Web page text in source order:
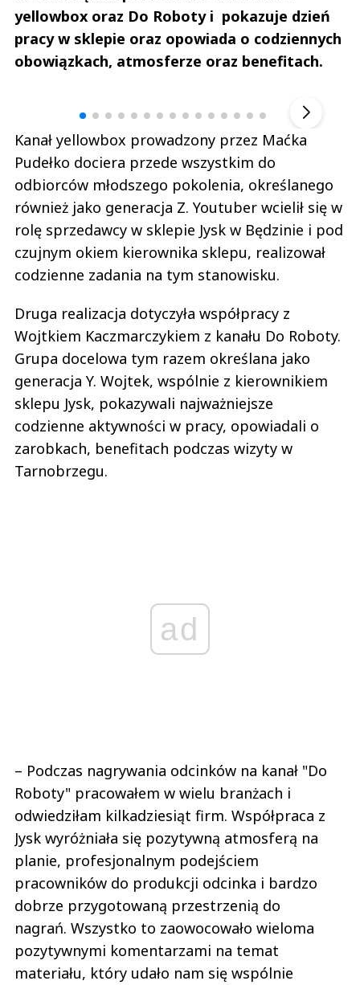
yellowbox oraz Do Roboty i pokazuje dzień
pracy w sklepie oraz opowiada o codziennych
obowiązkach, atmosferze oraz benefitach.
Kanał yellowbox prowadzony przez Maćka
Pudełko dociera przede wszystkim do
odbiorców młodszego pokolenia, określanego
również jako generacja Z. Youtuber wcielił się w
rolę sprzedawcy w sklepie Jysk w Będzinie i pod
czujnym okiem kierownika sklepu, realizował
codzienne zadania na tym stanowisku.
Druga realizacja dotyczyła współpracy z
Wojtkiem Kaczmarczykiem z kanału Do Roboty.
Grupa docelowa tym razem określana jako
generacja Y. Wojtek, wspólnie z kierownikiem
sklepu Jysk, pokazywali najważniejsze
codzienne aktywności w pracy, opowiadali o
zarobkach, benefitach podczas wizyty w
Tarnobrzegu.
ad
– Podczas nagrywania odcinków na kanał "Do
Roboty" pracowałem w wielu branżach i
odwiedziłam kilkadziesiąt firm. Współpraca z
Jysk wyróżniała się pozytywną atmosferą na
planie, profesjonalnym podejściem
pracowników do produkcji odcinka i bardzo
dobrze przygotowaną przestrzenią do
nagrań. Wszystko to zaowocowało wieloma
pozytywnymi komentarzami na temat
materiału, który udało nam się wspólnie